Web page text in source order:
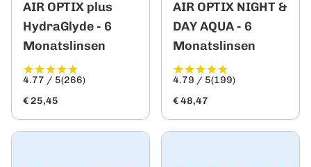
AIR OPTIX plus
HydraGlyde - 6
Monatslinsen
4.77 / 5(266)
€ 25,45
AIR OPTIX NIGHT &
DAY AQUA - 6
Monatslinsen
4.79 / 5(199)
€ 48,47